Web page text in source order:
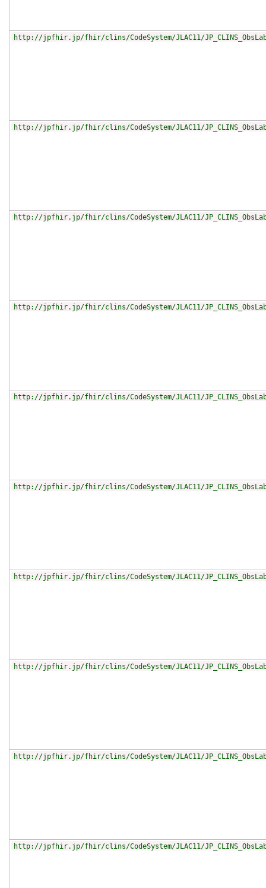
http://jpfhir.jp/fhir/clins/CodeSystem/JLAC11/
http://jpfhir.jp/fhir/clins/CodeSystem/JLAC11/
http://jpfhir.jp/fhir/clins/CodeSystem/JLAC11/
http://jpfhir.jp/fhir/clins/CodeSystem/JLAC11/
http://jpfhir.jp/fhir/clins/CodeSystem/JLAC11/
http://jpfhir.jp/fhir/clins/CodeSystem/JLAC11/
http://jpfhir.jp/fhir/clins/CodeSystem/JLAC11/
http://jpfhir.jp/fhir/clins/CodeSystem/JLAC11/
http://jpfhir.jp/fhir/clins/CodeSystem/JLAC11/
http://jpfhir.jp/fhir/clins/CodeSystem/JLAC11/